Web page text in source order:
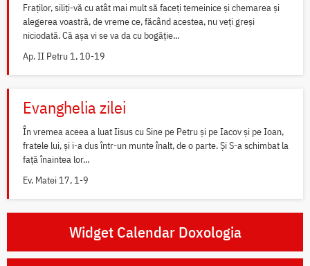
Fraților, siliți-vă cu atât mai mult să faceți temeinice și chemarea și
alegerea voastră, de vreme ce, făcând acestea, nu veți greși
niciodată. Că așa vi se va da cu bogăție...
Ap. II Petru 1, 10-19
Evanghelia zilei
În vremea aceea a luat Iisus cu Sine pe Petru și pe Iacov și pe Ioan,
fratele lui, și i-a dus într-un munte înalt, de o parte. Și S-a schimbat la
față înaintea lor...
Ev. Matei 17, 1-9
Widget Calendar Doxologia